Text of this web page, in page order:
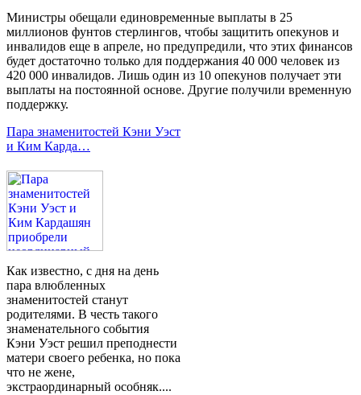
Министры обещали единовременные выплаты в 25
миллионов фунтов стерлингов, чтобы защитить опекунов и
инвалидов еще в апреле, но предупредили, что этих финансов
будет достаточно только для поддержания 40 000 человек из
420 000 инвалидов. Лишь один из 10 опекунов получает эти
выплаты на постоянной основе. Другие получили временную
поддержку.
Пара знаменитостей Кэни Уэст
и Ким Карда…
Как известно, с дня на день
пара влюбленных
знаменитостей станут
родителями. В честь такого
знаменательного события
Кэни Уэст решил преподнести
матери своего ребенка, но пока
что не жене,
экстраординарный особняк....